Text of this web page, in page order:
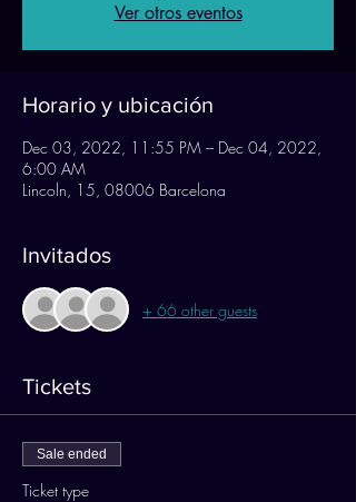
Ver otros eventos
Horario y ubicación
Dec 03, 2022, 11:55 PM – Dec 04, 2022,
6:00 AM
Lincoln, 15, 08006 Barcelona
Invitados
+ 66 other guests
Tickets
Sale ended
Ticket type